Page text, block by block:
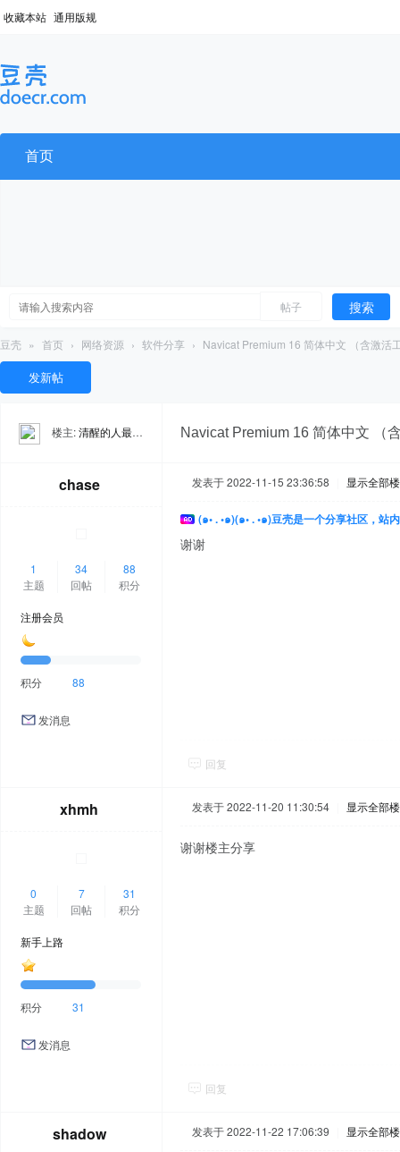
收藏本站 通用版规
首页
帖子 搜索
豆壳 » 首页 › 网络资源 › 软件分享 › Navicat Premium 16 简体中文 （含激活
发新帖
楼主:清醒的人最孤独 Navicat Premium 16 简体中文 （
chase
1
主题
34
回帖
88
积分
注册会员
积分 88
发消息
发表于 2022-11-15 23:36:58 显示全部
(๑• . •๑)(๑• . •๑)豆壳是一个分享社区，站
谢谢
回复
xhmh
0
主题
7
回帖
31
积分
新手上路
积分 31
发消息
发表于 2022-11-20 11:30:54 显示全部
谢谢楼主分享
回复
shadow 发表于 2022-11-22 17:06:39 显示全部